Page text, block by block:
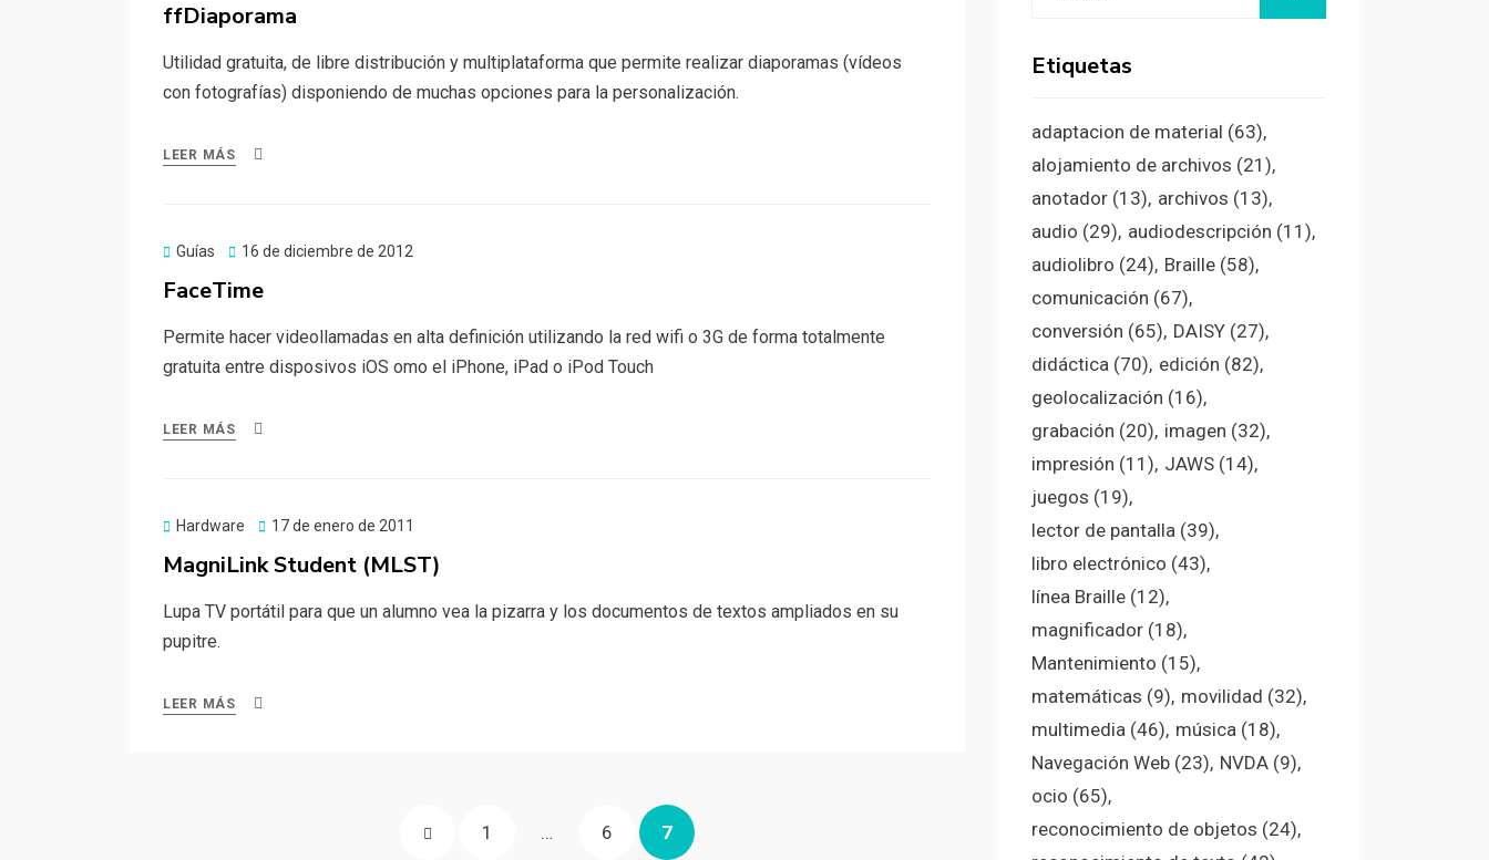
ffDiaporama
Utilidad gratuita, de libre distribución y multiplataforma que permite realizar diaporamas (vídeos
con fotografías) disponiendo de muchas opciones para la personalización.
LEER MÁS
Guías
Publicado
16 de diciembre de 2012
FaceTime
Permite hacer videollamadas en alta definición utilizando la red wifi o 3G de forma totalmente
gratuita entre disposivos iOS omo el iPhone, iPad o iPod Touch
LEER MÁS
Hardware
Publicado
17 de enero de 2011
MagniLink Student (MLST)
Lupa TV portátil para que un alumno vea la pizarra y los documentos de textos ampliados en su
pupitre.
LEER MÁS
PÁGINAPÁGINA
1 … PÁGINA
6 PÁGINA
7
Etiquetas
adaptacion de material (63)
alojamiento de archivos (21)
anotador(13) archivos (13)
audio (29) audiodescripción (11)
audiolibro (24) Braille(58)
comunicación (67)
conversión (65) DAISY(27)
didáctica(70) edición (82)
geolocalización (16)
grabación (20) imagen (32)
impresión (11) JAWS(14)
juegos (19)
lector de pantalla(39)
libro electrónico (43)
línea Braille(12)
magnificador(18)
Mantenimiento (15)
matemáticas (9) movilidad (32)
multimedia(46) música(18)
Navegación Web(23) NVDA(9)
ocio (65)
reconocimiento de objetos (24)